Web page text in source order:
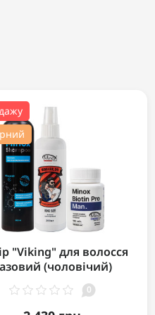
"Viking" для волосся
(чоловічий)
0